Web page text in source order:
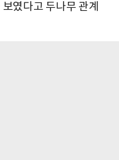
였다고 두나무 관계